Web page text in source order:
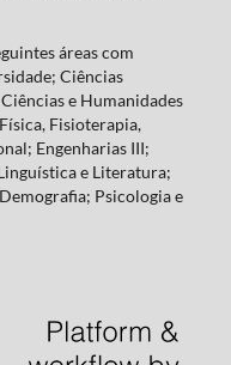
áreas com
Ciências
e Humanidades
Fisioterapia,
Engenharias III;
e Literatura;
Psicologia e